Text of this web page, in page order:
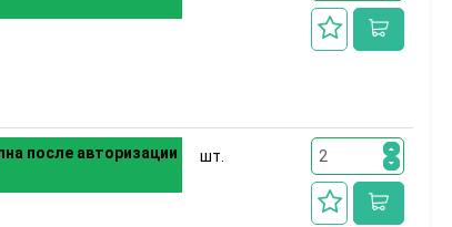
после авторизации шт.